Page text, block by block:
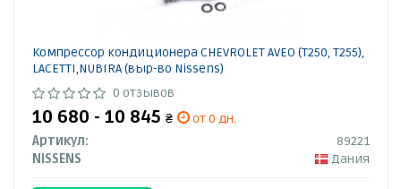
Компрессор кондиционера CHEVROLET AVEO (T250, T255),
LACETTI,NUBIRA (выр-во Nissens)
0 отзывов
10 680 - 10 845 ₴
от 0 дн.
Артикул:
89221
NISSENS
Дания